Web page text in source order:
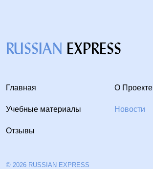
RUSSIAN EXPRESS
Главная О Проекте
Учебные материалы Новости
Отзывы
© 2026 RUSSIAN EXPRESS